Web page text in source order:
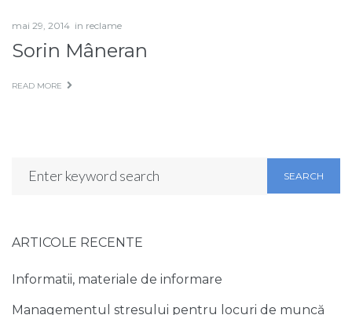
mai 29, 2014 in reclame
Sorin Mâneran
READ MORE
SEARCH
ARTICOLE RECENTE
Informatii, materiale de informare
Managementul stresului pentru locuri de muncă